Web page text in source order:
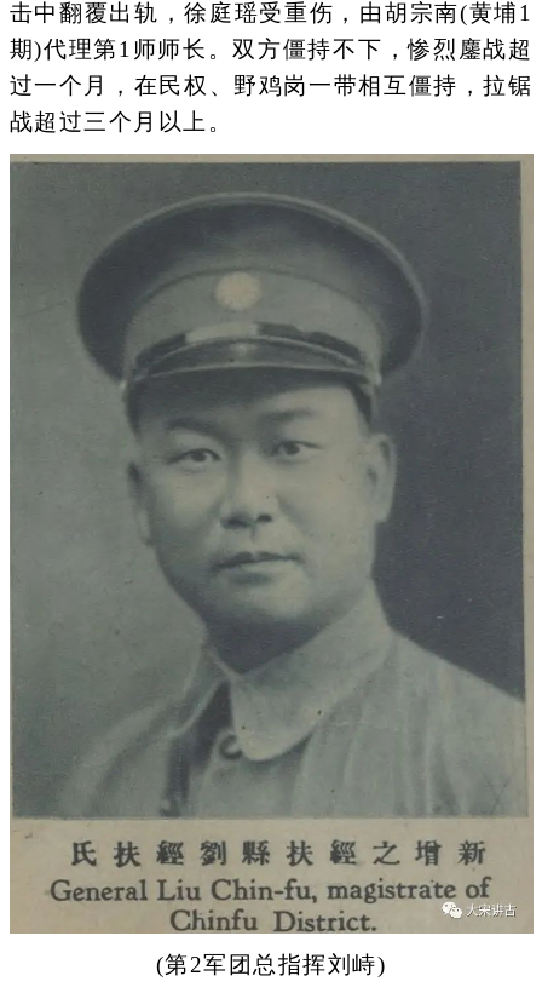
击中翻覆出轨，徐庭瑶受重伤，由胡宗南(黄埔1
期)代理第1师师长。双方僵持不下，惨烈鏖战超
过一个月，在民权、野鸡岗一带相互僵持，拉锯
战超过三个月以上。
(第2军团总指挥刘峙)